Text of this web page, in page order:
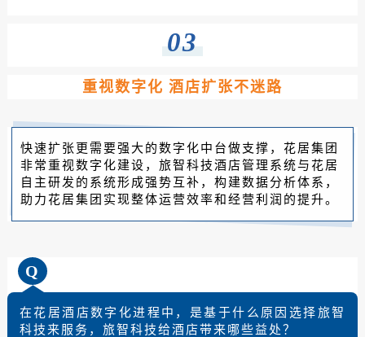
03
重视数字化 酒店扩张不迷路
快速扩张更需要强大的数字化中台做支撑，花居集团
非常重视数字化建设，旅智科技酒店管理系统与花居
自主研发的系统形成强势互补，构建数据分析体系，
助力花居集团实现整体运营效率和经营利润的提升。
Q
在花居酒店数字化进程中，是基于什么原因选择旅智
科技来服务，旅智科技给酒店带来哪些益处？